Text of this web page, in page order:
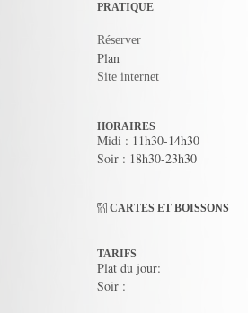
PRATIQUE
Réserver
Plan
Site internet
HORAIRES
Midi : 11h30-14h30
Soir : 18h30-23h30
CARTES ET BOISSONS
TARIFS
Plat du jour:
Soir :